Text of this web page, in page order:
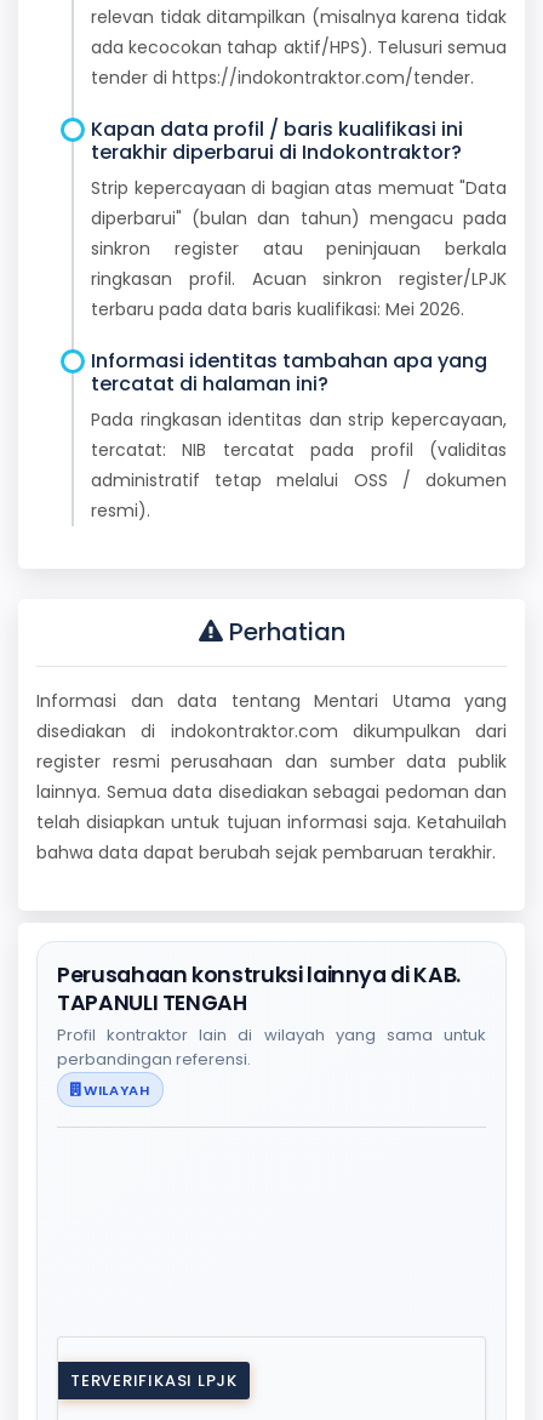
relevan tidak ditampilkan (misalnya karena tidak
ada kecocokan tahap aktif/HPS). Telusuri semua
tender di https://indokontraktor.com/tender.
Kapan data profil / baris kualifikasi ini
terakhir diperbarui di Indokontraktor?
Strip kepercayaan di bagian atas memuat "Data
diperbarui" (bulan dan tahun) mengacu pada
sinkron register atau peninjauan berkala
ringkasan profil. Acuan sinkron register/LPJK
terbaru pada data baris kualifikasi: Mei 2026.
Informasi identitas tambahan apa yang
tercatat di halaman ini?
Pada ringkasan identitas dan strip kepercayaan,
tercatat: NIB tercatat pada profil (validitas
administratif tetap melalui OSS / dokumen
resmi).
Perhatian
Informasi dan data tentang Mentari Utama yang
disediakan di indokontraktor.com dikumpulkan dari
register resmi perusahaan dan sumber data publik
lainnya. Semua data disediakan sebagai pedoman dan
telah disiapkan untuk tujuan informasi saja. Ketahuilah
bahwa data dapat berubah sejak pembaruan terakhir.
Perusahaan konstruksi lainnya di KAB.
TAPANULI TENGAH
Profil kontraktor lain di wilayah yang sama untuk
perbandingan referensi.
WILAYAH
TERVERIFIKASI LPJK